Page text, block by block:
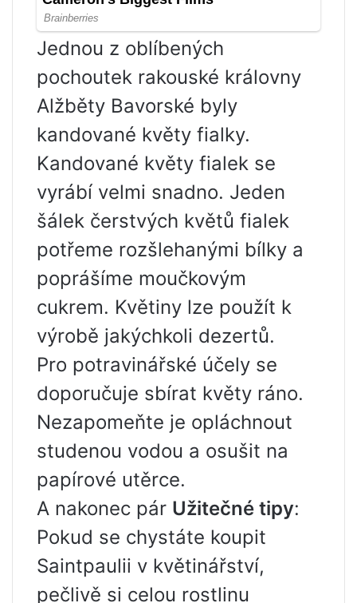
Jednou z oblíbených
pochoutek rakouské královny
Alžběty Bavorské byly
kandované květy fialky.
Kandované květy fialek se
vyrábí velmi snadno. Jeden
šálek čerstvých květů fialek
potřeme rozšlehanými bílky a
poprášíme moučkovým
cukrem. Květiny lze použít k
výrobě jakýchkoli dezertů.
Pro potravinářské účely se
doporučuje sbírat květy ráno.
Nezapomeňte je opláchnout
studenou vodou a osušit na
papírové utěrce.
A nakonec pár Užitečné tipy:
Pokud se chystáte koupit
Saintpaulii v květinářství,
pečlivě si celou rostlinu